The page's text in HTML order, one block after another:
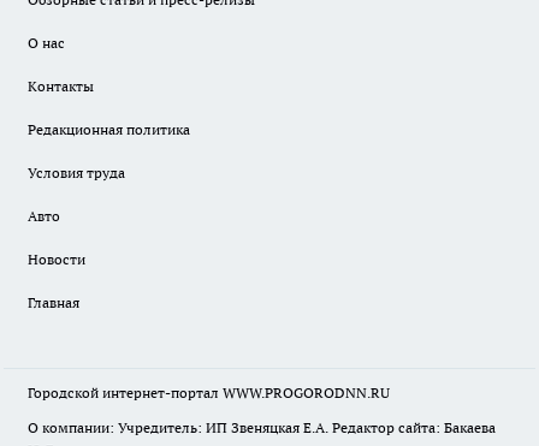
О нас
Контакты
Редакционная политика
Условия труда
Авто
Новости
Главная
Городской интернет-портал WWW.PROGORODNN.RU
О компании: Учредитель: ИП Звеняцкая Е.А. Редактор сайта: Бакаева